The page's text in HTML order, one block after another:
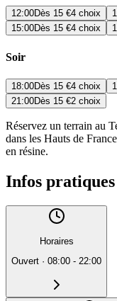
12:00Dès 15 €4 choix
15:00Dès 15 €4 choix
Soir
18:00Dès 15 €4 choix
21:00Dès 15 €2 choix
Réservez un terrain au
dans les Hauts de
en résine.
Infos pratiques
Horaires
Ouvert · 08:00 - 22:00